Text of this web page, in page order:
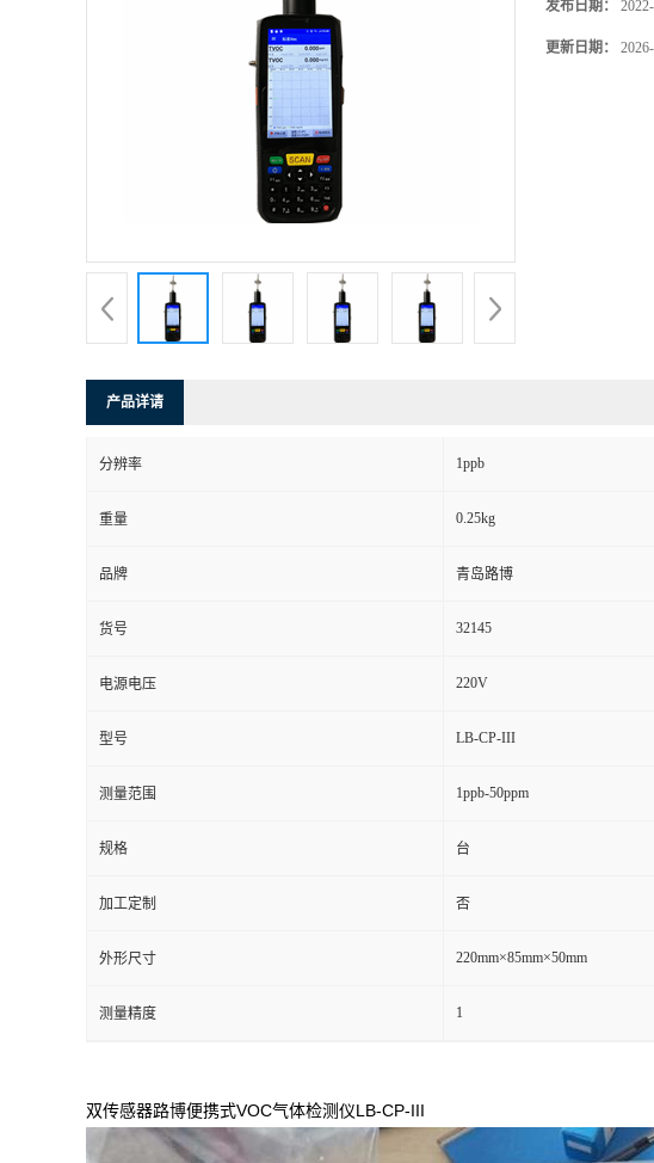
发布日期：
更新日期：
产品详请
分辨率 1ppb
重量 0.25kg
品牌 青岛路博
货号 32145
电源电压 220V
型号 LB-CP-III
测量范围 1ppb-50ppm
规格 台
加工定制 否
外形尺寸 220mm×85mm×50mm
测量精度 1
双传感器路博便携式VOC气体检测仪LB-CP-III